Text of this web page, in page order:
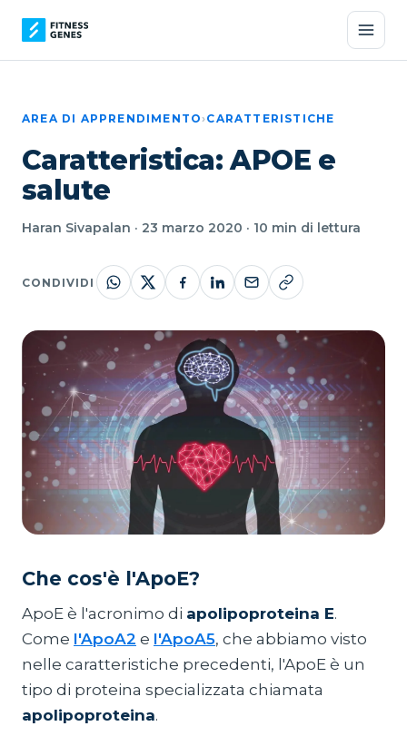
AREA DI APPRENDIMENTO›CARATTERISTICHE
Caratteristica: APOE e
salute
Haran Sivapalan · 23 marzo 2020 · 10 min di lettura
CONDIVIDI
Che cos'è l'ApoE?
ApoE è l'acronimo di apolipoproteina E.
Come l'ApoA2 e l'ApoA5, che abbiamo visto
nelle caratteristiche precedenti, l'ApoE è un
tipo di proteina specializzata chiamata
apolipoproteina.